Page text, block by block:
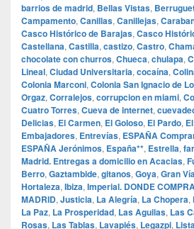
barrios de madrid, Bellas Vistas,
Campamento, Canillas, Canillejas,
Casco Histórico de Barajas, Casco
Castellana, Castilla, castizo, Castro,
chocolate con churros, Chueca, chulapa,
Lineal, Ciudad Universitaria, cocaína,
Colonia Marconi, Colonia San Ignacio de
Orgaz, Corralejos, corrupcion en miami,
Cuatro Torres, Cueva de internet,
Delicias, El Carmen, El Goloso, El Pardo,
Embajadores, Entrevías, ESPAÑA
ESPAÑA Jerónimos, España**, Estrella,
Madrid. Entregas a domicilio en Acacias,
Berro, Gaztambide, gitanos, Goya, Gran
Hortaleza, Ibiza, Imperial. DONDE
MADRID, Justicia, La Alegría, La Chopera,
La Paz, La Prosperidad, Las Aguilas, Las
Rosas, Las Tablas, Lavapiés, Legazpi,